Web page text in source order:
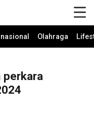
Olahraga
perkara